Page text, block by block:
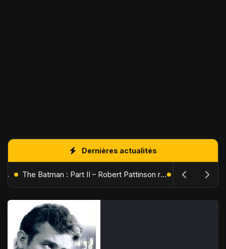
Dernières actualités
L'Âge de Glace : Le Réveil du Volcan – Manny, Sid et Diego de retour pour une aventure explosive The Batman : Part II – Robert Pattinson replonge dans les ténèbres de Gotham dès octobre 2027